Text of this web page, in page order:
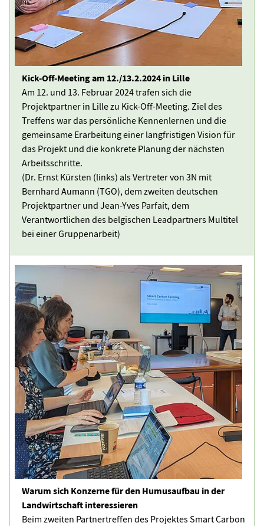
Kick-Off-Meeting am 12./13.2.2024 in Lille
Am 12. und 13. Februar 2024 trafen sich die
Projektpartner in Lille zu Kick-Off-Meeting. Ziel des
Treffens war das persönliche Kennenlernen und die
gemeinsame Erarbeitung einer langfristigen Vision für
das Projekt und die konkrete Planung der nächsten
Arbeitsschritte.
(Dr. Ernst Kürsten (links) als Vertreter von 3N mit
Bernhard Aumann (TGO), dem zweiten deutschen
Projektpartner und Jean-Yves Parfait, dem
Verantwortlichen des belgischen Leadpartners Multitel
bei einer Gruppenarbeit)
Warum sich Konzerne für den Humusaufbau in der
Landwirtschaft interessieren
Beim zweiten Partnertreffen des Projektes Smart Carbon